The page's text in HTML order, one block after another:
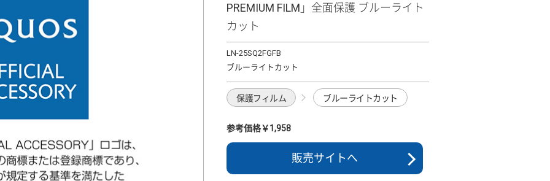
PREMIUM FILM」全面保護 ブルーライト
カット
LN-25SQ2FGFB
ブルーライトカット
保護フィルム ブルーライトカット
参考価格￥1,958
販売サイトへ